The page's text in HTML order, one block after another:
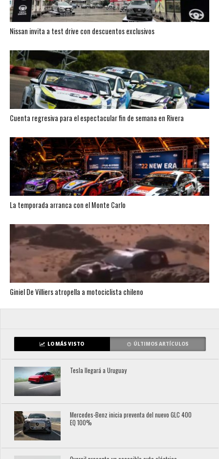
Nissan invita a test drive con descuentos exclusivos
Cuenta regresiva para el espectacular fin de semana en Rivera
La temporada arranca con el Monte Carlo
Giniel De Villiers atropella a motociclista chileno
LO MÁS VISTO ÚLTIMOS ARTÍCULOS
Tesla llegará a Uruguay
Mercedes-Benz inicia preventa del nuevo GLC 400
EQ 100%